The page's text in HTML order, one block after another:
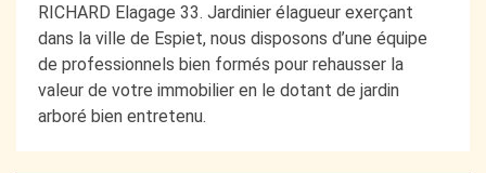
RICHARD Elagage 33. Jardinier élagueur exerçant
dans la ville de Espiet, nous disposons d’une équipe
de professionnels bien formés pour rehausser la
valeur de votre immobilier en le dotant de jardin
arboré bien entretenu.